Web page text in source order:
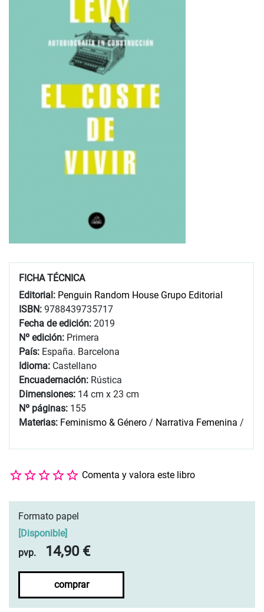
FICHA TÉCNICA
Editorial: Penguin Random House Grupo Editorial
ISBN: 9788439735717
Fecha de edición: 2019
Nº edición: Primera
País: España. Barcelona
Idioma: Castellano
Encuadernación: Rústica
Dimensiones: 14 cm x 23 cm
Nº páginas: 155
Materias: Feminismo & Género / Narrativa Femenina /
Comenta y valora este libro
Formato papel
Disponible]
pvp.
14,90 €
comprar